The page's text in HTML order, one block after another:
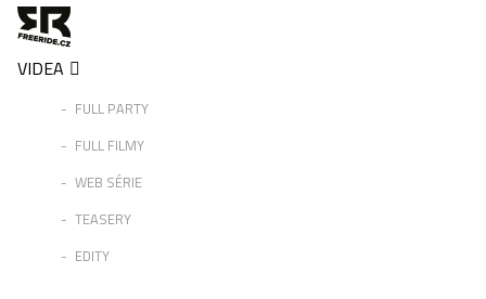
VIDEA
FULL PARTY
FULL FILMY
WEB SÉRIE
TEASERY
EDITY